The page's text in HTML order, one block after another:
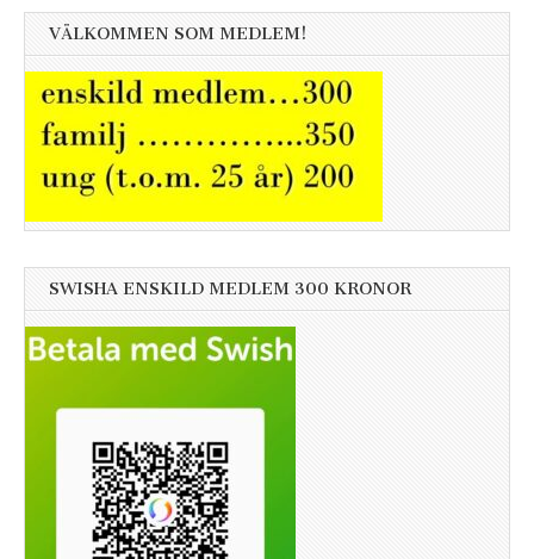
VÄLKOMMEN SOM MEDLEM!
SWISHA ENSKILD MEDLEM 300 KRONOR